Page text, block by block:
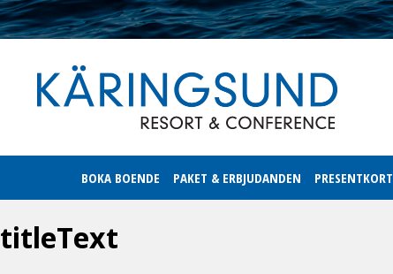
BOKA BOENDE PAKET & ERBJUDANDEN PRESENTKORT
titleText